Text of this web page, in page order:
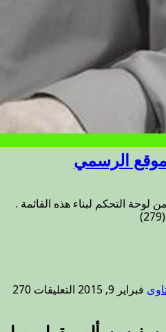
الرسمي
لوحة التحكم لبناء هذه القائمة .
فبراير 9, 2015 التعليقات على
270